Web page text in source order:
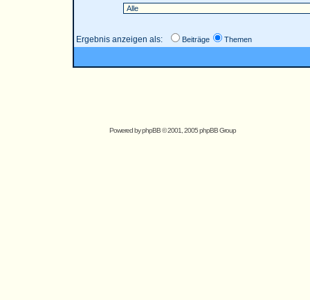
Ergebnis anzeigen als: Beiträge Themen
Powered byphpBB© 2001, 2005 phpBB Group